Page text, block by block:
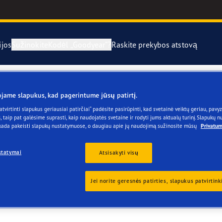
padangos
F1 Supersport“ asortimentą UltraGrip Ice
Raskite prekybos atstovą
ir parduotuvėse. Šis puslapis – tai patogus
in our catalog
slapukus, kad pagerintume jūsų patirtį.
slapukus geriausiai patirčiai“ padėsite pasirūpinti, kad svetainė veiktų geriau,
taip pat galėsime suprasti, kaip naudojatės svetaine ir rodyti jums aktualų turinį. Slapukų
pakeisti slapukų nustatymuose, o daugiau apie jų naudojimą sužinosite mūsų
Atsisakyti visų
Jei norite geresnės patirties, slapukus